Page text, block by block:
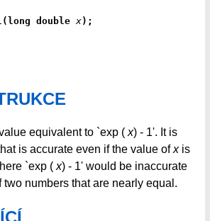
double x);
equivalent to `exp ( x) - 1'. It is
is accurate even if the value ofxis
`exp ( x) - 1' would be inaccurate
two numbers that are nearly equal.